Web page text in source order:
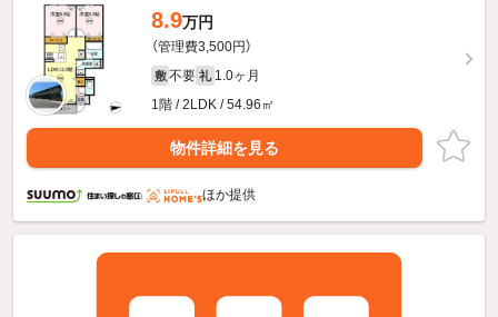
8.9万円
（管理費3,500円）
敷 不要 礼 1.0ヶ月
1階 / 2LDK / 54.96㎡
物件詳細を見る
ほか提供